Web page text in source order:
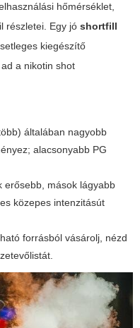
hőmérséklet,
részletei. Egy jó shortfill
kiegészítő
a nikotin shot
általában nagyobb
alacsonyabb PG
erősebb, mások lágyabb
közepes intenzitásút
forrásból vásárolj, nézd